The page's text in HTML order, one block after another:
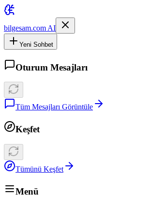
bilgesam.com AI
Yeni Sohbet
Oturum Mesajları
Tüm Mesajları Görüntüle
Keşfet
Tümünü Keşfet
Menü